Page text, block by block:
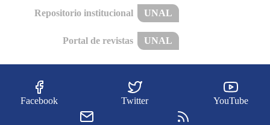
Repositorio institucional UNAL
Portal de revistas UNAL
Facebook Twitter YouTube